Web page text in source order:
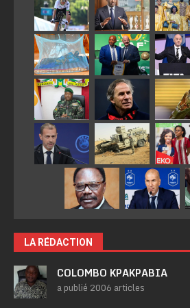
LA RÉDACTION
COLOMBO KPAKPABIA
a publié 2006 articles